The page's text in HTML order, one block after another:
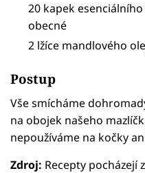
20 kapek
obecné
2 lžíce mandlového
Postup
Vše smícháme
na obojek našeho
nepoužíváme na kočky
Zdroj: Recepty pocházejí